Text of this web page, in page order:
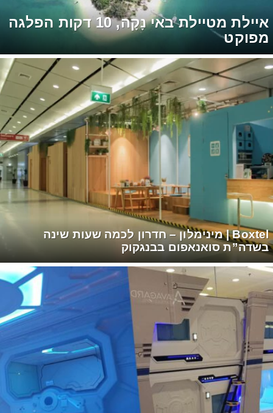
איילת מטיילת באי נָקָה, 10 דקות הפלגה
מפוקט
Boxtel | מינימלון – חדרון לכמה שעות שינה
בשדה”ת סואנאפום בבנגקוק